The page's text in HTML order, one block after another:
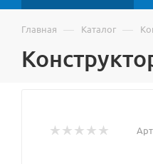
Главная — Каталог —